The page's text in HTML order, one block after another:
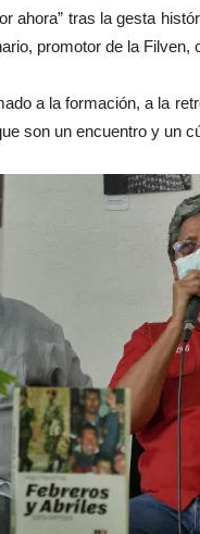
ahora” tras la gesta
promotor de la
a la formación, a la
son un encuentro y un